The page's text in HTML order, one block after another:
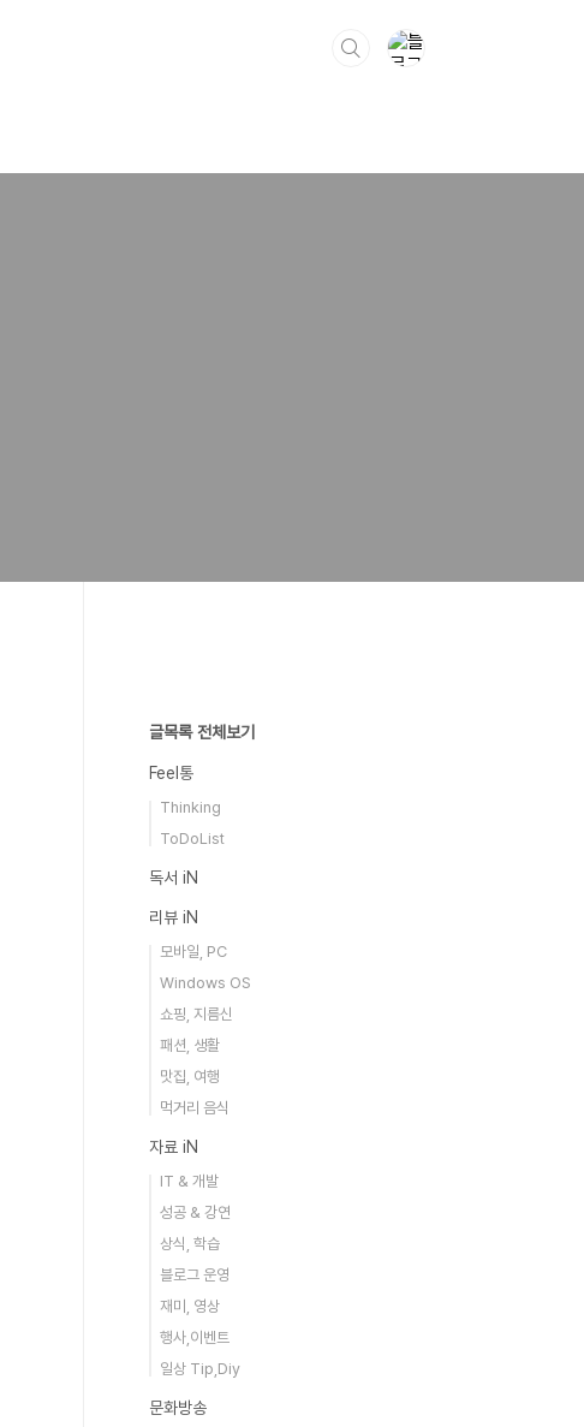
글목록 전체보기
Feel통
Thinking
ToDoList
독서 iN
리뷰 iN
모바일, PC
Windows OS
쇼핑, 지름신
패션, 생활
맛집, 여행
먹거리 음식
자료 iN
IT & 개발
성공 & 강연
상식, 학습
블로그 운영
재미, 영상
행사,이벤트
일상 Tip,Diy
문화방송